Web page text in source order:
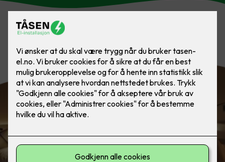
Slapp av og trekk deg tilbake, til en
stemningsfull atmosfære.